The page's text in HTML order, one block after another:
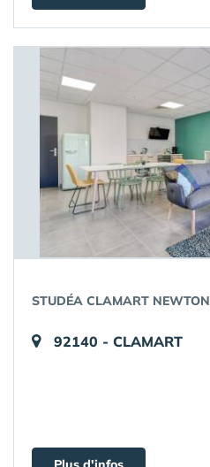
STUDÉA CLAMART NEWTON
92140 - CLAMART